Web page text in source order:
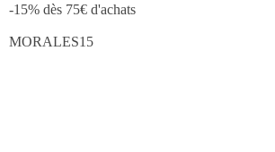
-15% dès 75€ d'achats
MORALES15